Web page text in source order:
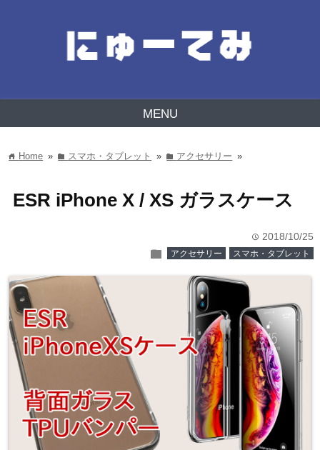
MENU
home Home » folder スマホ・タブレット » folder アクセサリー »
ESR iPhone X / XS ガラスケース
time 2018/10/25
folder アクセサリー スマホ・タブレット